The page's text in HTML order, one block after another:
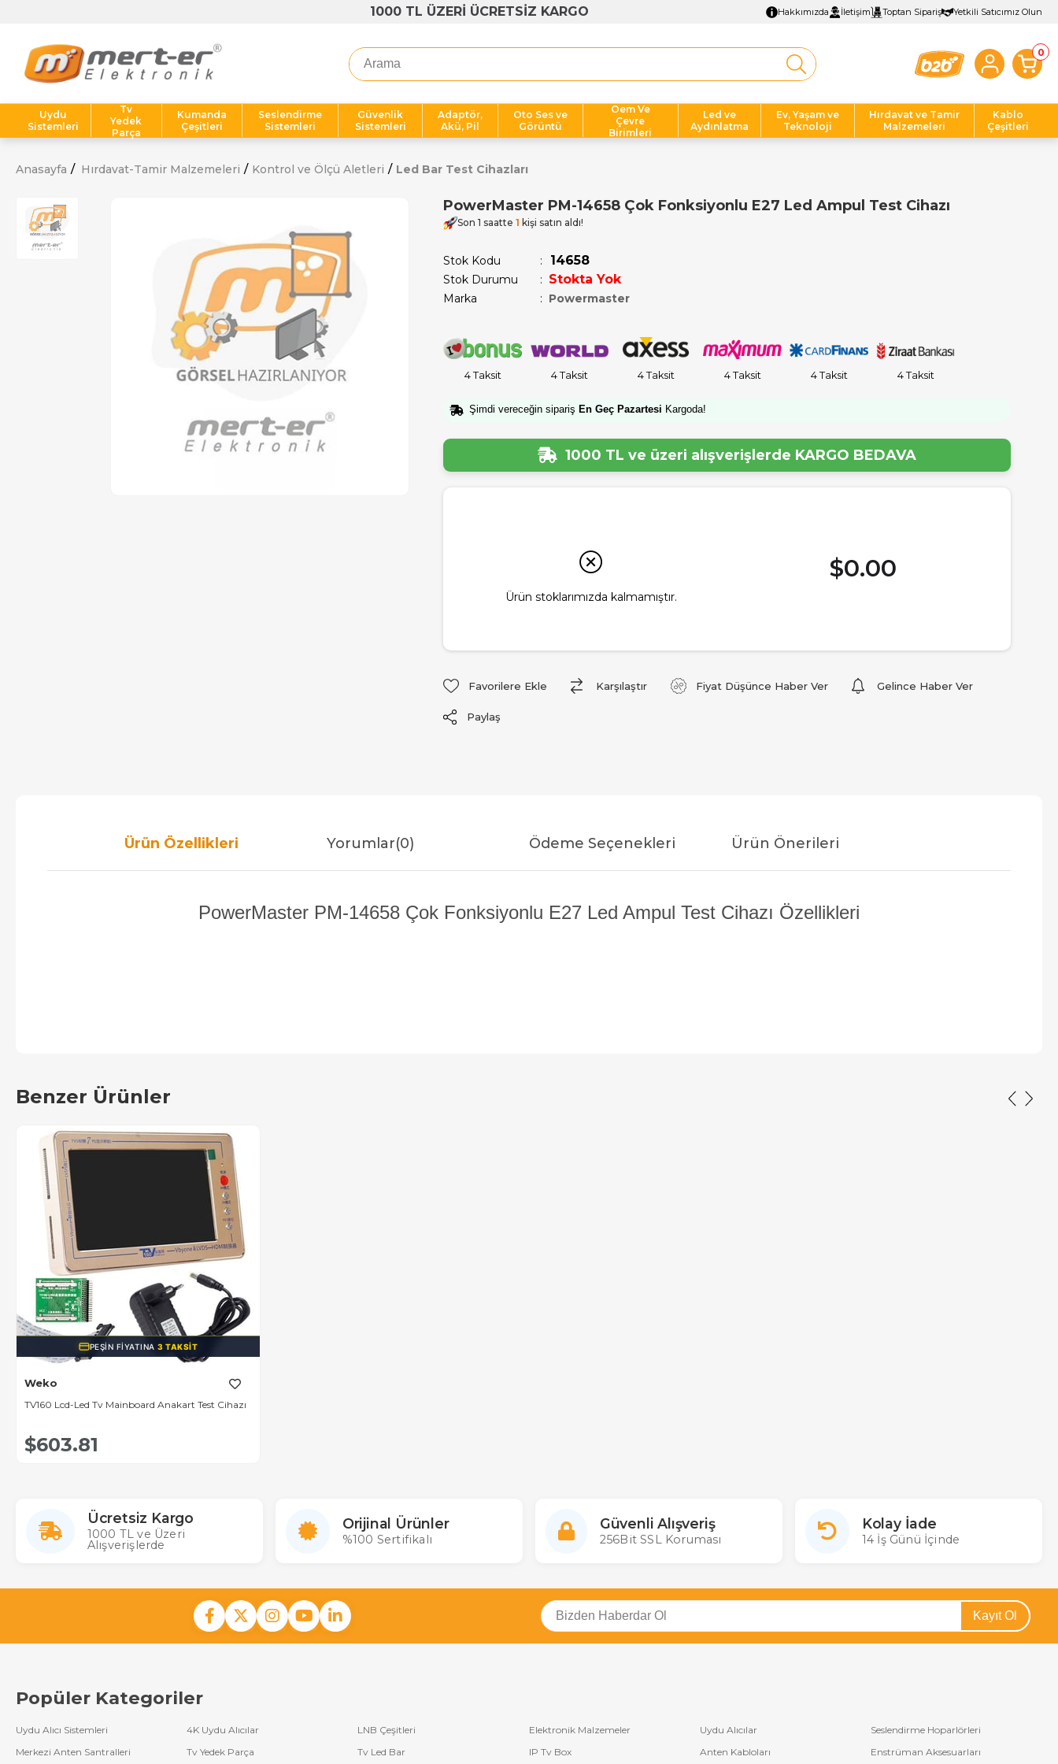
1000 TL ÜZERİ ÜCRETSİZ KARGO Hakkımızda İletişim Toptan Sipariş Yetkili Satıcımız Olun
0
Uydu
Sistemleri
Tv
Yedek
Parça
Kumanda
Çeşitleri
Seslendirme
Sistemleri
Güvenlik
Sistemleri
Adaptör,
Akü, Pil
Oto Ses ve
Görüntü
Oem Ve
Çevre
Birimleri
Led ve
Aydınlatma
Ev, Yaşam ve
Teknoloji
Hırdavat ve Tamir
Malzemeleri
Kablo
Çeşitleri
Anasayfa Hırdavat-Tamir Malzemeleri Kontrol ve Ölçü Aletleri Led Bar Test Cihazları
PowerMaster PM-14658 Çok Fonksiyonlu E27 Led Ampul Test Cihazı
Son 1 saatte 1 kişi satın aldı!
Stok Kodu 14658
Stok Durumu : Stokta Yok
Marka : Powermaster
4 Taksit 4 Taksit 4 Taksit 4 Taksit 4 Taksit 4 Taksit
Şimdi vereceğin sipariş En Geç Pazartesi Kargoda!
1000 TL ve üzeri alışverişlerde KARGO BEDAVA
Ürün stoklarımızda kalmamıştır.
$0.00
Favorilere Ekle Karşılaştır Fiyat Düşünce Haber Ver Gelince Haber Ver
Paylaş
Ürün Özellikleri Yorumlar(0) Ödeme Seçenekleri Ürün Önerileri
PowerMaster PM-14658 Çok Fonksiyonlu E27 Led Ampul Test Cihazı Özellikleri
Benzer Ürünler
PEŞIN FIYATINA3 TAKSIT
Weko
TV160 Lcd-Led Tv Mainboard Anakart Test Cihazı
$603.81
Ücretsiz Kargo
1000 TL ve Üzeri
Alışverişlerde
Orijinal Ürünler
%100 Sertifikalı
Güvenli Alışveriş
256Bit SSL Koruması
Kolay İade
14 İş Günü İçinde
Kayıt Ol
Popüler Kategoriler
Uydu Alıcı Sistemleri 4K Uydu Alıcılar LNB Çeşitleri Elektronik Malzemeler Uydu Alıcılar
Seslendirme Hoparlörleri
Merkezi Anten Santralleri
Tv Yedek Parça Tv Led Bar IP Tv Box Anten Kabloları
Enstrüman Aksesuarları